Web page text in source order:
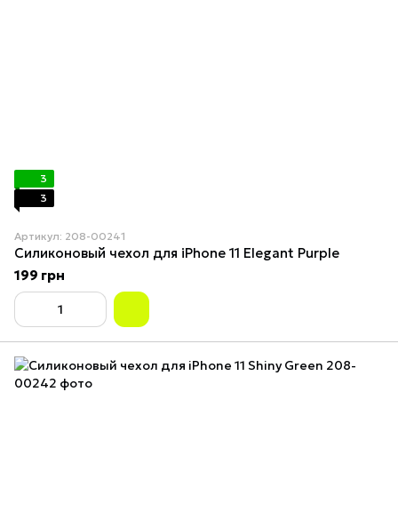
3
3
Артикул: 208-00241
Силиконовый чехол для iPhone 11 Elegant Purple
199 грн